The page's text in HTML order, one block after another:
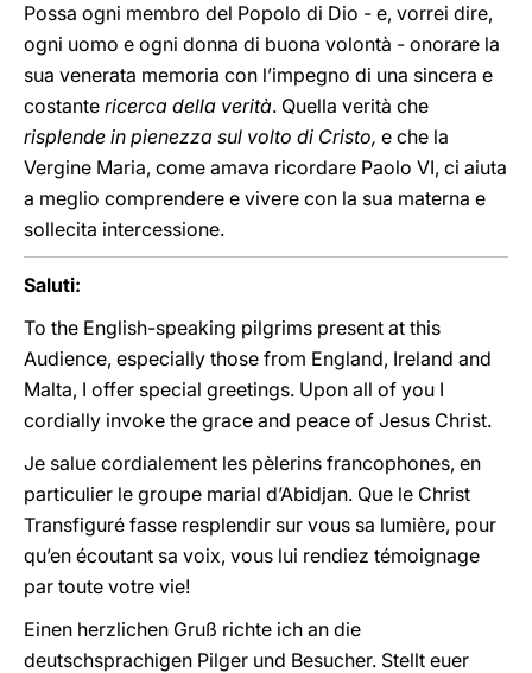
Possa ogni membro del Popolo di Dio - e, vorrei dire,
ogni uomo e ogni donna di buona volontà - onorare la
sua venerata memoria con l’impegno di una sincera e
costante ricerca della verità. Quella verità che
risplende in pienezza sul volto di Cristo, e che la
Vergine Maria, come amava ricordare Paolo VI, ci aiuta
a meglio comprendere e vivere con la sua materna e
sollecita intercessione.
Saluti:
To the English-speaking pilgrims present at this
Audience, especially those from England, Ireland and
Malta, I offer special greetings. Upon all of you I
cordially invoke the grace and peace of Jesus Christ.
Je salue cordialement les pèlerins francophones, en
particulier le groupe marial d’Abidjan. Que le Christ
Transfiguré fasse resplendir sur vous sa lumière, pour
qu’en écoutant sa voix, vous lui rendiez témoignage
par toute votre vie!
Einen herzlichen Gruß richte ich an die
deutschsprachigen Pilger und Besucher. Stellt euer